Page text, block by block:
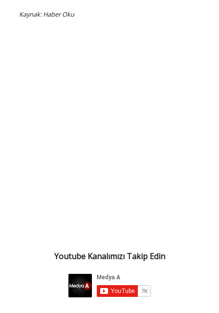
Kaynak: Haber Oku
Youtube Kanalımızı Takip Edin